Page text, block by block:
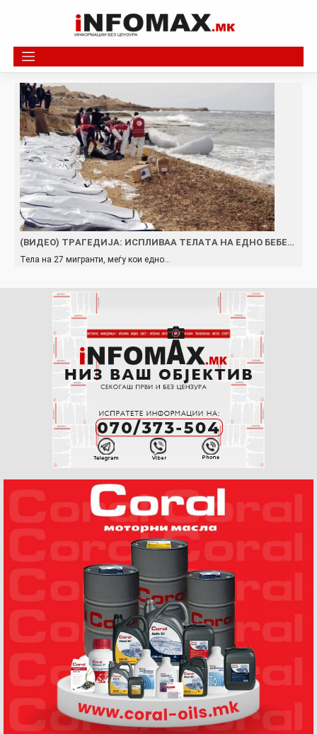
(ВИДЕО) TРAГEДИJA: ИСПЛИВАА ТEЛAТA НА ЕДНО БEБE…
Тела на 27 мигранти, меѓу кои едно…